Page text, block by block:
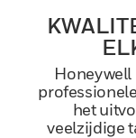
Honeywell
het
veelzijdige